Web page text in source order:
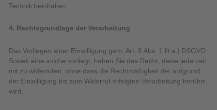
Technik beinhalten.
4. Rechtsgrundlage der Verarbeitung
Das Vorliegen einer Einwilligung gem. Art. 6 Abs. 1 lit a.) DSGVO:
Soweit eine solche vorliegt, haben Sie das Recht, diese jederzeit
mit zu widerrufen, ohne dass die Rechtmäßigkeit der aufgrund
der Einwilligung bis zum Widerruf erfolgten Verarbeitung berührt
wird.